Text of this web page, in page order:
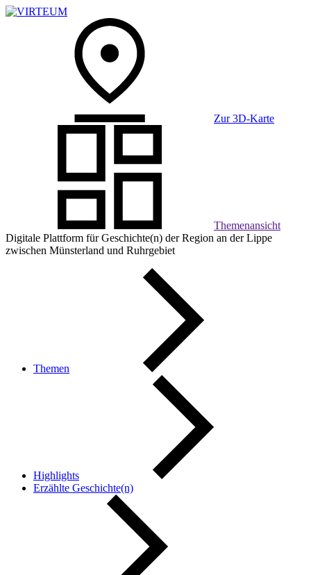
Zur 3D-Karte
Themen­ansicht
Digitale Plattform für Geschichte(n) der Region an der Lippe
zwischen Münsterland und Ruhrgebiet
Themen
Highlights
Erzählte Geschichte(n)